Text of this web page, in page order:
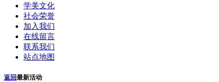
学美文化
社会荣誉
加入我们
在线留言
联系我们
站点地图
返回最新活动